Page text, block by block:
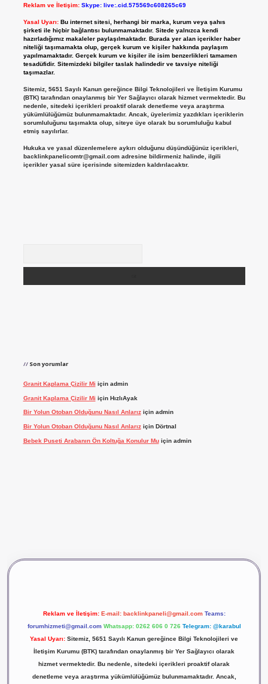
Reklam ve İletişim: Skype: live:.cid.575569c608265c69
Yasal Uyarı: Bu internet sitesi, herhangi bir marka, kurum veya şahıs
şirketi ile hiçbir bağlantısı bulunmamaktadır. Sitede yalnızca kendi
hazırladığımız makaleler paylaşılmaktadır. Burada yer alan içerikler haber
niteliği taşımamakta olup, gerçek kurum ve kişiler hakkında paylaşım
yapılmamaktadır. Gerçek kurum ve kişiler ile isim benzerlikleri tamamen
tesadüfidir. Sitemizdeki bilgiler taslak halindedir ve tavsiye niteliği
taşımazlar.
Sitemiz, 5651 Sayılı Kanun gereğince Bilgi Teknolojileri ve İletişim Kurumu
(BTK) tarafından onaylanmış bir Yer Sağlayıcı olarak hizmet vermektedir. Bu
nedenle, sitedeki içerikleri proaktif olarak denetleme veya araştırma
yükümlülüğümüz bulunmamaktadır. Ancak, üyelerimiz yazdıkları içeriklerin
sorumluluğunu taşımakta olup, siteye üye olarak bu sorumluluğu kabul
etmiş sayılırlar.
Hukuka ve yasal düzenlemelere aykırı olduğunu düşündüğünüz içerikleri,
backlinkpanelicomtr@gmail.comadresine bildirmeniz halinde, ilgili
içerikler yasal süre içerisinde sitemizden kaldırılacaktır.
Son yorumlar
Granit Kaplama Çizilir Mi için admin
Granit Kaplama Çizilir Mi için HızlıAyak
Bir Yolun Otoban Olduğunu Nasıl Anlarıziçin admin
Bir Yolun Otoban Olduğunu Nasıl Anlarıziçin Dörtnal
Bebek Puseti Arabanın Ön Koltuğa Konulur Muiçin admin
Reklam ve İletişim: E-mail: backlinkpaneli@gmail.com Teams:
forumhizmeti@gmail.com Whatsapp: 0262 606 0 726 Telegram: @karabul
Yasal Uyarı: Sitemiz, 5651 Sayılı Kanun gereğince Bilgi Teknolojileri ve
İletişim Kurumu (BTK) tarafından onaylanmış bir Yer Sağlayıcı olarak
hizmet vermektedir. Bu nedenle, sitedeki içerikleri proaktif olarak
denetleme veya araştırma yükümlülüğümüz bulunmamaktadır. Ancak,